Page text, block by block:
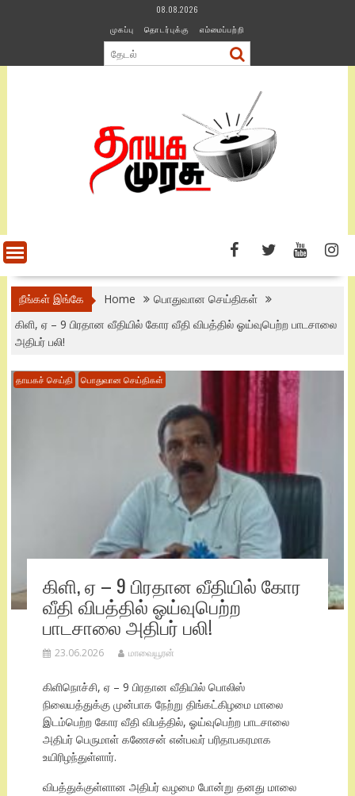
08.08.2026
முகப்பு
தொடர்புக்கு எம்மைப்பற்றி
நீங்கள் இங்கே Home
பொதுவான செய்திகள்
கிளி, ஏ – 9 பிரதான வீதியில் கோர வீதி விபத்தில் ஓய்வுபெற்ற பாடசாலை
அதிபர் பலி!
தாயகச் செய்தி பொதுவான செய்திகள்
கிளி, ஏ – 9 பிரதான வீதியில் கோர
வீதி விபத்தில் ஓய்வுபெற்ற
பாடசாலை அதிபர் பலி!
23.06.2026 மாவையூரன்
கிளிநொச்சி, ஏ – 9 பிரதான வீதியில் பொலிஸ்
நிலையத்துக்கு முன்பாக நேற்று திங்கட்கிழமை மாலை
இடம்பெற்ற கோர வீதி விபத்தில், ஓய்வுபெற்ற பாடசாலை
அதிபர் பெருமாள் கணேசன் என்பவர் பரிதாபகரமாக
உயிரிழந்துள்ளார்.
விபத்துக்குள்ளான அதிபர் வழமை போன்று தனது மாலை